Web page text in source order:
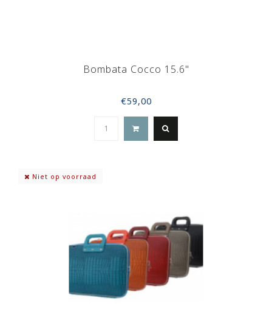
Bombata Cocco 15.6"
€59,00
Niet op voorraad